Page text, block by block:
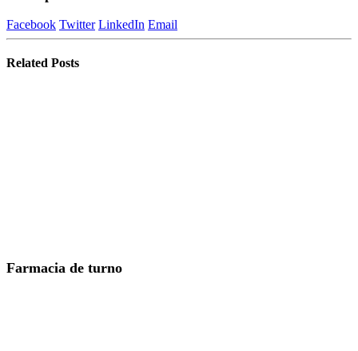
Facebook Twitter LinkedIn Email
Related Posts
Farmacia de turno